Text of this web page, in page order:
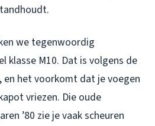
we tegenwoordig
klasse M10. Dat is volgens de
en het voorkomt dat je voegen
vriezen. Die oude
’80 zie je vaak scheuren